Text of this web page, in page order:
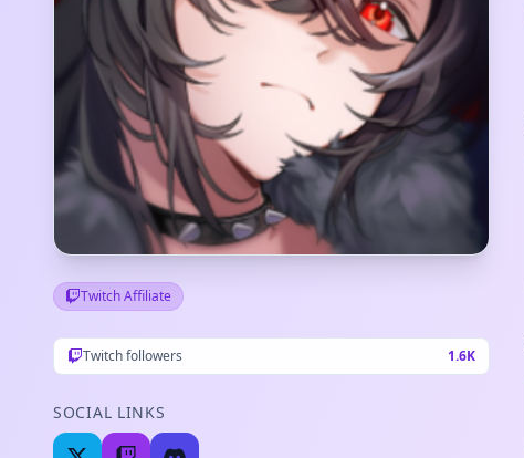
Twitch Affiliate
Twitch followers 1.6K
SOCIAL LINKS